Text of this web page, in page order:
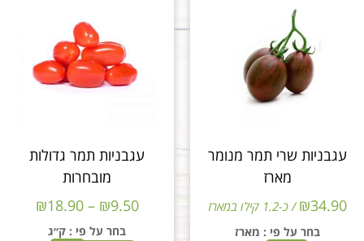
עגבניות שרי תמר מנומר
מארז
₪34.90 / כ-1.2 קילו במארז
בחר על פי : מארז
עגבניות תמר גדולות
מובחרות
₪9.50
–
₪18.90
בחר על פי : ק״ג